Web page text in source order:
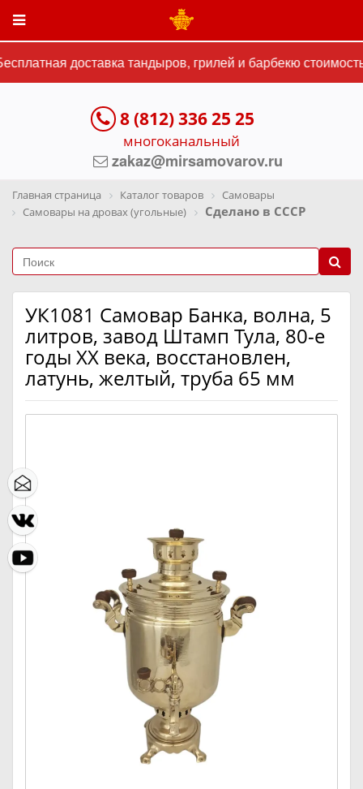
доставка тандыров, грилей и барбекю
8 (812) 336 25 25
многоканальный
zakaz@mirsamovarov.ru
Главная страница Каталог товаров
Самовары
Самовары на дровах (угольные)
Сделано в СССР
УК1081 Самовар Банка, волна, 5
литров, завод Штамп Тула, 80-е
годы ХХ века, восстановлен,
латунь, желтый, труба 65 мм